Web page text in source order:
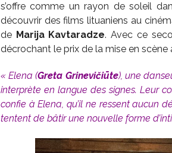
s’offre comme un rayon de soleil
découvrir des films lituaniens au
de Marija Kavtaradze. Avec ce
décrochant le prix de la mise en scène
« Elena(Greta Grinevičiūte), une
interprète en langue des signes. Leur
confie à Elena, qu’il ne ressent aucun
tentent de bâtir une nouvelle forme